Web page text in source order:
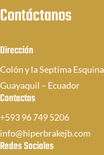
Contáctanos
Dirección
Colón y la Septima Esquina
Guayaquil – Ecuador
Contactos
+593 96 749 5206
info@hiperbrakejb.com
Redes Sociales